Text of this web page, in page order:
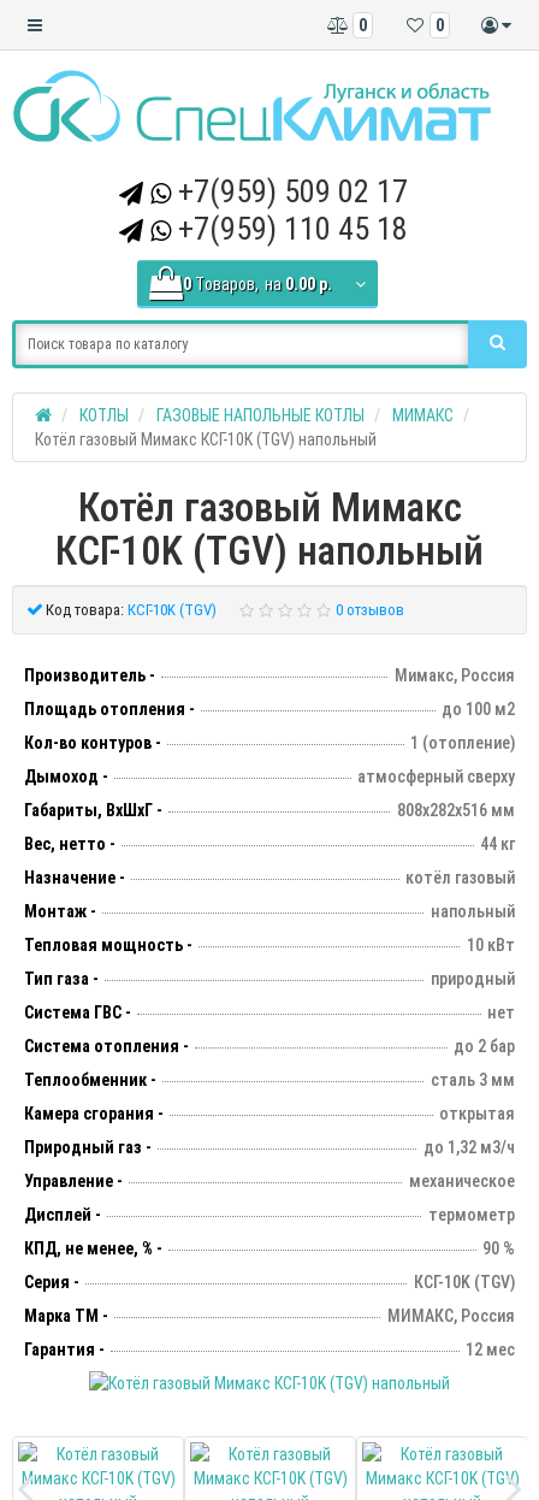
0
0
+7(959) 509 02 17
+7(959) 110 45 18
0 Tоваров, на 0.00 р.
КОТЛЫ ГАЗОВЫЕ НАПОЛЬНЫЕ КОТЛЫ
МИМАКС
Котёл газовый Мимакс КСГ-10K (TGV) напольный
Котёл газовый Мимакс
КСГ-10K (TGV) напольный
Код товара: КСГ-10K (TGV) 0 отзывов
Производитель -
Мимакс, Россия
Площадь отопления -
до 100 м2
Кол-во контуров -
1 (отопление)
Дымоход -
атмосферный сверху
Габариты, ВхШхГ -
808х282х516 мм
Вес, нетто -
44 кг
Назначение -
котёл газовый
Монтаж -
напольный
Тепловая мощность -
10 кВт
Тип газа -
природный
Система ГВС -
нет
Система отопления -
до 2 бар
Теплообменник -
сталь 3 мм
Камера сгорания -
открытая
Природный газ -
до 1,32 м3/ч
Управление -
механическое
Дисплей -
термометр
КПД, не менее, % -
90 %
Серия -
КСГ-10K (TGV)
Марка ТМ -
МИМАКС, Россия
Гарантия -
12 мес